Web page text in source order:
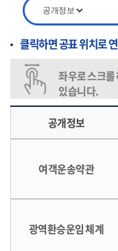
클릭하면 공표 위치로
좌우로 스크롤
있습니다.
공개정보
여객운송약관
광역환승운임 체계